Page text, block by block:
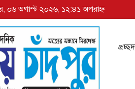
০৬ অগাস্ট ২০২৬, ১২:৪১ অপরাহ্ন
প্রচ্ছদ